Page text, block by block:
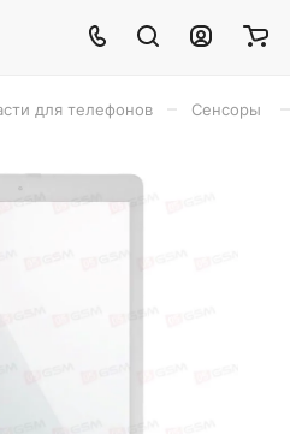
для телефонов Сенсоры